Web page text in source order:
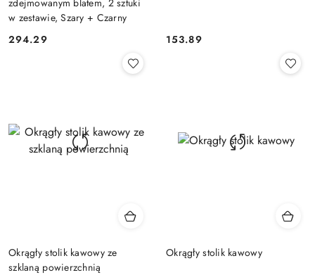
w zestawie, Szary + Czarny
Cena:
294.29 Cena:
153.89
Okrągły stolik kawowy ze
szklaną powierzchnią
Okrągły stolik kawowy